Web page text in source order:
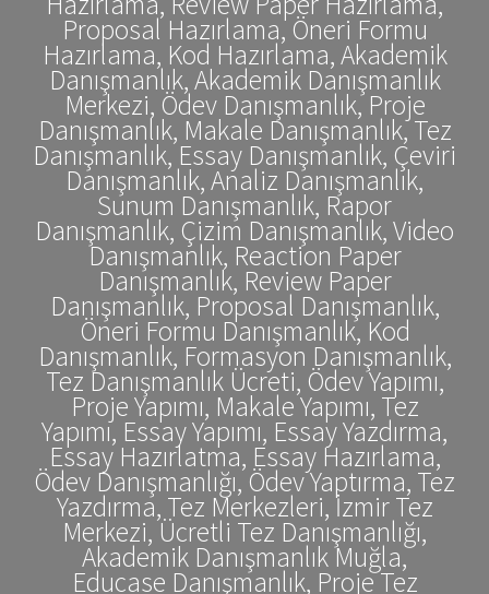
Proposal Hazırlama, Öneri Formu
Hazırlama, Kod Hazırlama, Akademik
Danışmanlık, Akademik Danışmanlık
Merkezi, Ödev Danışmanlık, Proje
Danışmanlık, Makale Danışmanlık, Tez
Danışmanlık, Essay Danışmanlık, Çeviri
Danışmanlık, Analiz Danışmanlık,
Sunum Danışmanlık, Rapor
Danışmanlık, Çizim Danışmanlık, Video
Danışmanlık, Reaction Paper
Danışmanlık, Review Paper
Danışmanlık, Proposal Danışmanlık,
Öneri Formu Danışmanlık, Kod
Danışmanlık, Formasyon Danışmanlık,
Tez Danışmanlık Ücreti, Ödev Yapımı,
Proje Yapımı, Makale Yapımı, Tez
Yapımı, Essay Yapımı, Essay Yazdırma,
Essay Hazırlatma, Essay Hazırlama,
Ödev Danışmanlığı, Ödev Yaptırma, Tez
Yazdırma, Tez Merkezleri, İzmir Tez
Merkezi, Ücretli Tez Danışmanlığı,
Akademik Danışmanlık Muğla,
Educase Danışmanlık, Proje Tez